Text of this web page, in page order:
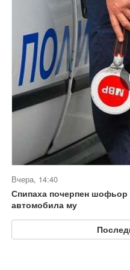
Вчера, 14:40
Спипаха почерпен шофьор
автомобила му